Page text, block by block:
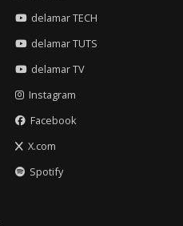
delamar TECH
delamar TUTS
delamar TV
Instagram
Facebook
X.com
Spotify